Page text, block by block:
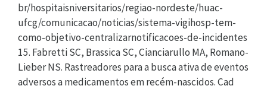
br/hospitaisniversitarios/regiao-nordeste/huac-
ufcg/comunicacao/noticias/sistema-vigihosp-tem-
como-objetivo-centralizarnotificacoes-de-incidentes
15. Fabretti SC, Brassica SC, Cianciarullo MA, Romano-
Lieber NS. Rastreadores para a busca ativa de eventos
adversos a medicamentos em recém-nascidos. Cad